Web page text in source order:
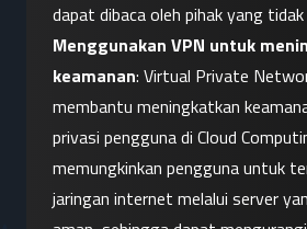
dapat dibaca oleh pihak yang
Menggunakan VPN untuk
keamanan: Virtual Private
membantu meningkatkan
privasi pengguna di Cloud
memungkinkan pengguna untuk
jaringan internet melalui server